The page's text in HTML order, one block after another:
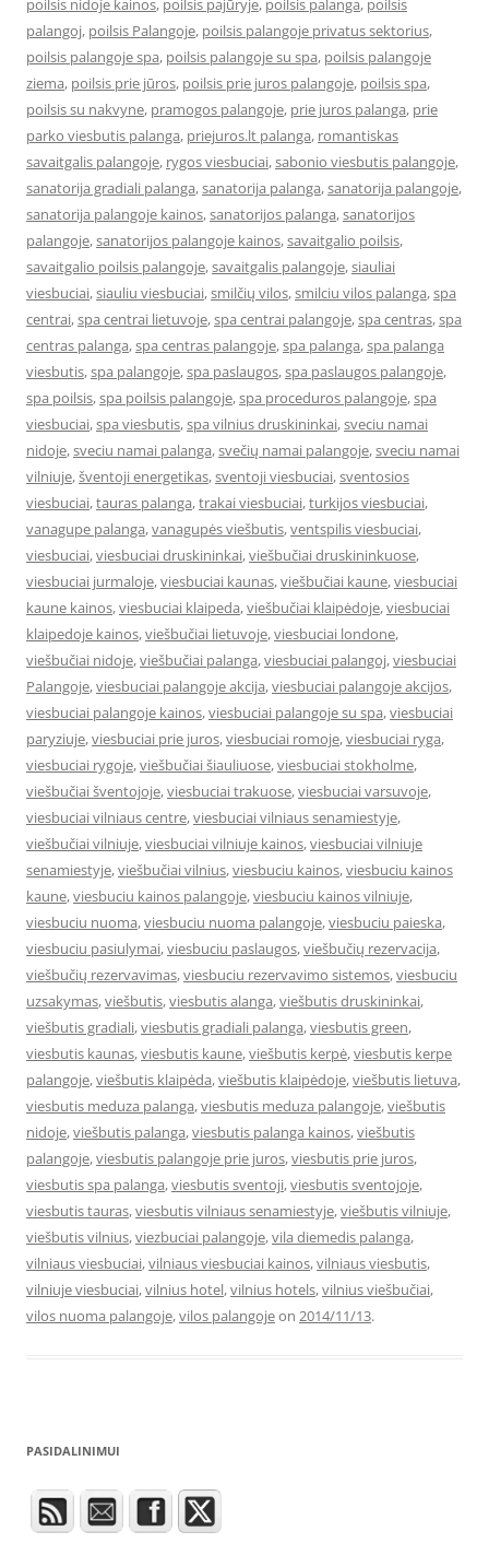
poilsis nidoje kainos, poilsis pajūryje, poilsis palanga, poilsis
palangoj, poilsis Palangoje, poilsis palangoje privatus sektorius,
poilsis palangoje spa, poilsis palangoje su spa, poilsis palangoje
ziema, poilsis prie jūros, poilsis prie juros palangoje, poilsis spa,
poilsis su nakvyne, pramogos palangoje, prie juros palanga, prie
parko viesbutis palanga, priejuros.lt palanga, romantiskas
savaitgalis palangoje, rygos viesbuciai,sabonio viesbutis palangoje,
sanatorija gradiali palanga,sanatorija palanga,sanatorija palangoje,
sanatorija palangoje kainos,sanatorijos palanga,sanatorijos
palangoje,sanatorijos palangoje kainos,savaitgalio poilsis,
savaitgalio poilsis palangoje,savaitgalis palangoje,siauliai
viesbuciai,siauliu viesbuciai,smilčių vilos,smilciu vilos palanga,spa
centrai,spa centrai lietuvoje,spa centrai palangoje,spa centras,spa
centras palanga,spa centras palangoje,spa palanga,spa palanga
viesbutis,spa palangoje,spa paslaugos,spa paslaugos palangoje,
spa poilsis,spa poilsis palangoje,spa proceduros palangoje,spa
viesbuciai,spa viesbutis,spa vilnius druskininkai,sveciu namai
nidoje,sveciu namai palanga,svečių namai palangoje,sveciu namai
vilniuje,šventoji energetikas,sventoji viesbuciai,sventosios
viesbuciai,tauras palanga,trakai viesbuciai,turkijos viesbuciai,
vanagupe palanga,vanagupės viešbutis,ventspilis viesbuciai,
viesbuciai,viesbuciai druskininkai,viešbučiai druskininkuose,
viesbuciai jurmaloje,viesbuciai kaunas,viešbučiai kaune,viesbuciai
kaune kainos,viesbuciai klaipeda,viešbučiai klaipėdoje,viesbuciai
klaipedoje kainos,viešbučiai lietuvoje,viesbuciai londone,
viešbučiai nidoje,viešbučiai palanga,viesbuciai palangoj,viesbuciai
Palangoje,viesbuciai palangoje akcija,viesbuciai palangoje akcijos,
viesbuciai palangoje kainos,viesbuciai palangoje su spa,viesbuciai
paryziuje,viesbuciai prie juros,viesbuciai romoje,viesbuciai ryga,
viesbuciai rygoje,viešbučiai šiauliuose,viesbuciai stokholme,
viešbučiai šventojoje,viesbuciai trakuose,viesbuciai varsuvoje,
viesbuciai vilniaus centre,viesbuciai vilniaus senamiestyje,
viešbučiai vilniuje,viesbuciai vilniuje kainos,viesbuciai vilniuje
senamiestyje,viešbučiai vilnius,viesbuciu kainos,viesbuciu kainos
kaune,viesbuciu kainos palangoje,viesbuciu kainos vilniuje,
viesbuciu nuoma,viesbuciu nuoma palangoje,viesbuciu paieska,
viesbuciu pasiulymai,viesbuciu paslaugos,viešbučių rezervacija,
viešbučių rezervavimas,viesbuciu rezervavimo sistemos,viesbuciu
uzsakymas,viešbutis,viesbutis alanga,viešbutis druskininkai,
viešbutis gradiali,viesbutis gradiali palanga,viesbutis green,
viesbutis kaunas,viesbutis kaune,viešbutis kerpė,viesbutis kerpe
palangoje,viešbutis klaipėda,viešbutis klaipėdoje,viešbutis lietuva,
viesbutis meduza palanga,viesbutis meduza palangoje,viešbutis
nidoje,viešbutis palanga,viesbutis palanga kainos,viešbutis
palangoje,viesbutis palangoje prie juros,viesbutis prie juros,
viesbutis spa palanga,viesbutis sventoji,viesbutis sventojoje,
viesbutis tauras,viesbutis vilniaus senamiestyje,viešbutis vilniuje,
viešbutis vilnius,viezbuciai palangoje,vila diemedis palanga,
vilniaus viesbuciai,vilniaus viesbuciai kainos,vilniaus viesbutis,
vilniuje viesbuciai,vilnius hotel,vilnius hotels,vilnius viešbučiai,
vilos nuoma palangoje,vilos palangojeon 2014/11/13.
PASIDALINIMUI